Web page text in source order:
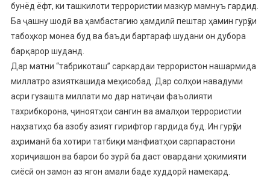
бунёд ёфт, ки ташкилоти террористии мазкур мамнуъ гардид.
Ба ҷашну шодӣ ва ҳамбастагию ҳамдилӣ пештар ҳамин гурӯҳи
табоҳкор монеа буд ва баъди бартараф шудани он дубора
барқарор шуданд.
Дар матни “табрикоташ” саркардаи террористон нашармида
миллатро азияткашида меҳисобад. Дар солҳои навадуми
асри гузашта миллати мо дар натиҷаи фаъолияти
тахрибкорона, ҷиноятҳои сангин ва амалҳои террористии
наҳзатиҳо ба азобу азият гирифтор гардида буд. Ин гурӯҳи
аҳриманӣ ба хотири татбиқи манфиатҳои сарпарастони
хориҷиашон ва барои бо зурӣ ба даст овардани ҳокимияти
сиёсӣ он замон аз ягон амали баде худдорӣ намекард.